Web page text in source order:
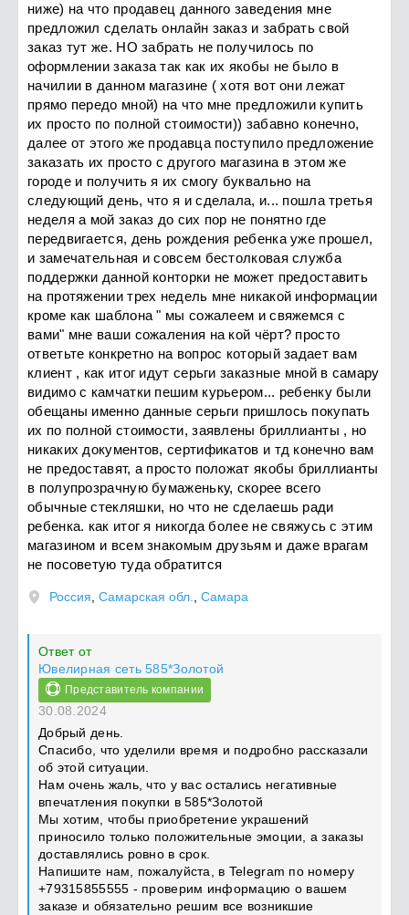
ниже) на что продавец данного заведения мне
предложил сделать онлайн заказ и забрать свой
заказ тут же. НО забрать не получилось по
оформлении заказа так как их якобы не было в
начилии в данном магазине ( хотя вот они лежат
прямо передо мной) на что мне предложили купить
их просто по полной стоимости)) забавно конечно,
далее от этого же продавца поступило предложение
заказать их просто с другого магазина в этом же
городе и получить я их смогу буквально на
следующий день, что я и сделала, и... пошла третья
неделя а мой заказ до сих пор не понятно где
передвигается, день рождения ребенка уже прошел,
и замечательная и совсем бестолковая служба
поддержки данной конторки не может предоставить
на протяжении трех недель мне никакой информации
кроме как шаблона " мы сожалеем и свяжемся с
вами" мне ваши сожаления на кой чёрт? просто
ответьте конкретно на вопрос который задает вам
клиент , как итог идут серьги заказные мной в самару
видимо с камчатки пешим курьером... ребенку были
обещаны именно данные серьги пришлось покупать
их по полной стоимости, заявлены бриллианты , но
никаких документов, сертификатов и тд конечно вам
не предоставят, а просто положат якобы бриллианты
в полупрозрачную бумаженьку, скорее всего
обычные стекляшки, но что не сделаешь ради
ребенка. как итог я никогда более не свяжусь с этим
магазином и всем знакомым друзьям и даже врагам
не посоветую туда обратится
Россия Самарская обл. Самара
Ответ от
Ювелирная сеть 585*Золотой
Представитель компании
30.08.2024
Добрый день.
Спасибо, что уделили время и подробно рассказали
об этой ситуации.
Нам очень жаль, что у вас остались негативные
впечатления покупки в 585*Золотой
Мы хотим, чтобы приобретение украшений
приносило только положительные эмоции, а заказы
доставлялись ровно в срок.
Напишите нам, пожалуйста, в Telegram по номеру
+79315855555 - проверим информацию о вашем
заказе и обязательно решим все возникшие